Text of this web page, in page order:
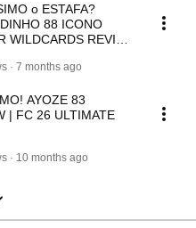
o ESTAFA?
88 ICONO
WILDCARDS REVIEW
7 months ago
AYOZE 83
| FC 26 ULTIMATE
10 months ago